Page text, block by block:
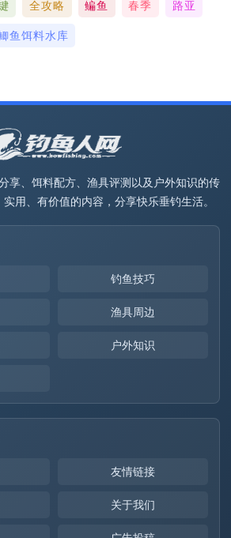
全攻略 鳊鱼 春季 路亚
鱼饵料水库
享、饵料配方、渔具评测以及户外知识的传
用、有价值的内容，分享快乐垂钓生活。
钓鱼技巧
渔具周边
户外知识
友情链接
关于我们